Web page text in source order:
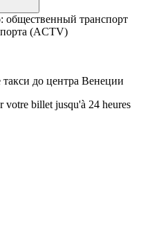
общественный транспорт
(ACTV)
до центра Венеции
votre billet jusqu'à 24 heures